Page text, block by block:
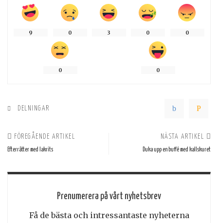
9 0 3 0 0
0 0
DELNINGAR
FÖREGÅENDE ARTIKEL
Efterrätter med lakrits
NÄSTA ARTIKEL
Duka upp en buffé med kallskuret
Prenumerera på vårt nyhetsbrev
Få de bästa och intressantaste nyheterna